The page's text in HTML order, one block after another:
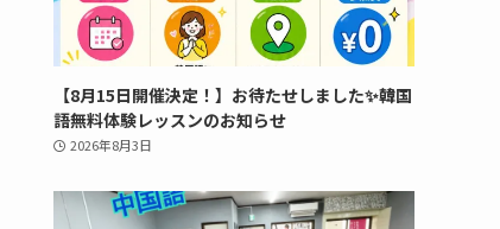
【8月15日開催決定！】お待たせしました✨韓国
語無料体験レッスンのお知らせ
2026年8月3日